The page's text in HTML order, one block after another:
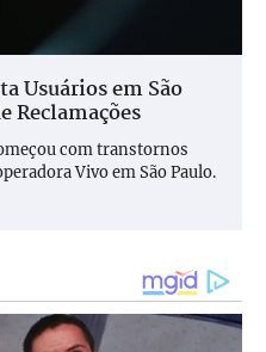
Usuários em São
Reclamações
com transtornos
Vivo em São Paulo.